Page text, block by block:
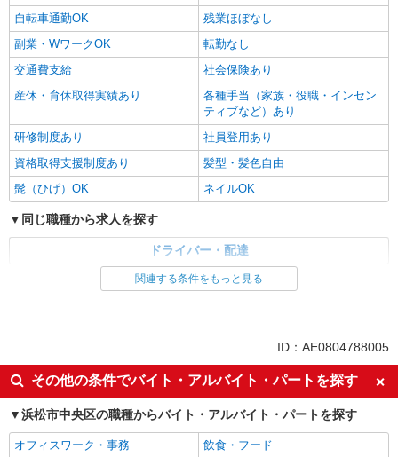
自転車通勤OK
残業ほぼなし
副業・WワークOK
転勤なし
交通費支給
社会保険あり
産休・育休取得実績あり
各種手当（家族・役職・インセン
ティブなど）あり
研修制度あり
社員登用あり
資格取得支援制度あり
髪型・髪色自由
髭（ひげ）OK
ネイルOK
同じ職種から求人を探す
ドライバー・配達
同じ特徴から求人を探す
社会保険あり
産休・育休取得実績あり
社員登用あり
関連する条件をもっと見る
ID：AE0804788005
その他の条件でバイト・アルバイト・パートを探す
浜松市中央区の職種からバイト・アルバイト・パートを探す
オフィスワーク・事務
飲食・フード